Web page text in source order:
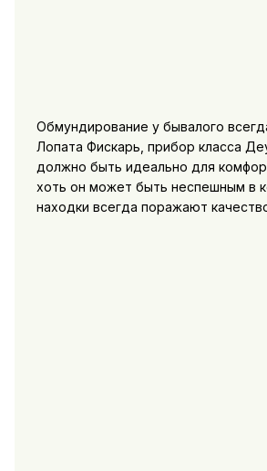
Обмундирование у бывалого
Лопата Фискарь, прибор класса
должно быть идеально для
хоть он может быть неспешным в
находки всегда поражают